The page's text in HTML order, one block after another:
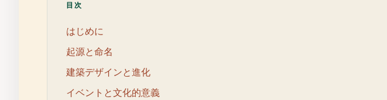
目次
はじめに
起源と命名
建築デザインと進化
イベントと文化的意義